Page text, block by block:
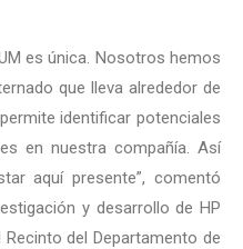
es única. Nosotros hemos
que lleva alrededor de
identificar potenciales
en nuestra compañía. Así
aquí presente”, comentó
y desarrollo de HP
del Departamento de